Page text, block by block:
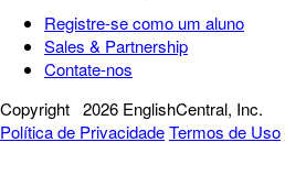
Registre-se como um aluno
Sales & Partnership
Contate-nos
Copyright 2026 EnglishCentral, Inc.
Política de PrivacidadeTermos de Uso